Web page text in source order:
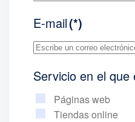
E-mail(*)
Servicio en el
Páginas web
Tiendas online